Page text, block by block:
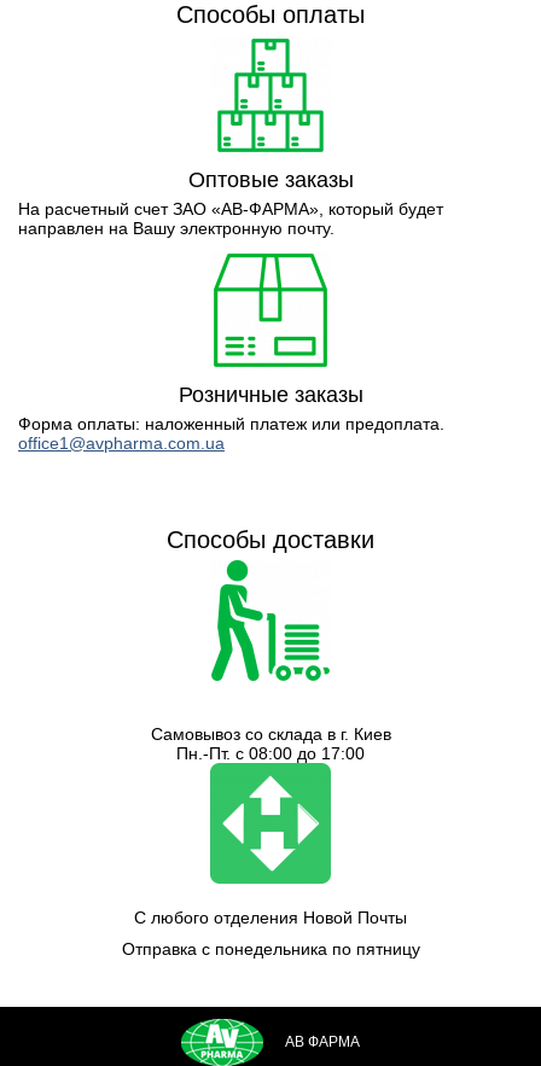
Способы оплаты
Оптовые заказы
На расчетный счет ЗАО «АВ-ФАРМА», который будет
направлен на Вашу электронную почту.
Розничные заказы
Форма оплаты: наложенный платеж или предоплата.
office1@avpharma.com.ua
Способы доставки
Самовывоз со склада в г. Киев
Пн.-Пт. с 08:00 до 17:00
С любого отделения Новой Почты
Отправка с понедельника по пятницу
АВ ФАРМА